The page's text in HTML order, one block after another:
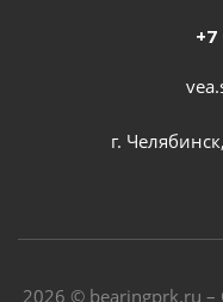
+7
г.
2026 © bearingprk.ru